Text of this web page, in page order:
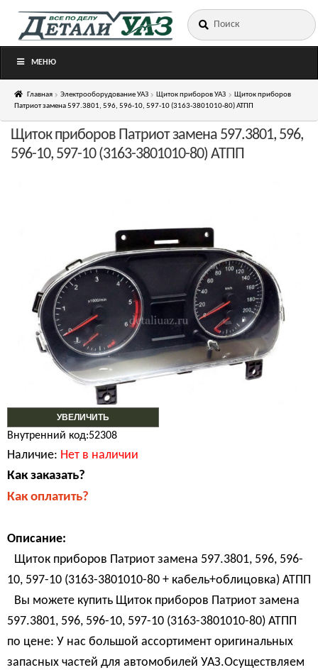
Перейти
Перейти
Искать:
МЕНЮ
Главная Электрооборудование УАЗ Щиток приборов УАЗ
Щиток приборов
Патриот замена 597.3801, 596, 596-10, 597-10 (3163-3801010-80) АТПП
УВЕЛИЧИТЬ
Щиток приборов Патриот замена 597.3801, 596,
596-10, 597-10 (3163-3801010-80) АТПП
Внутренний код:52308
Наличие: Нет в наличии
Как заказать?
Как оплатить?
Описание:
Щиток приборов Патриот замена 597.3801, 596, 596-
10, 597-10 (3163-3801010-80 + кабель+облицовка) АТПП
Вы можете купить Щиток приборов Патриот замена
597.3801, 596, 596-10, 597-10 (3163-3801010-80) АТПП
по цене: У нас большой ассортимент оригинальных
запасных частей для автомобилей УАЗ.Осуществляем